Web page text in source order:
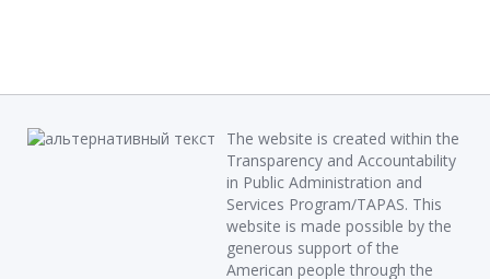
The website is created within the
Transparency and Accountability
in Public Administration and
Services Program/TAPAS. This
website is made possible by the
generous support of the
American people through the